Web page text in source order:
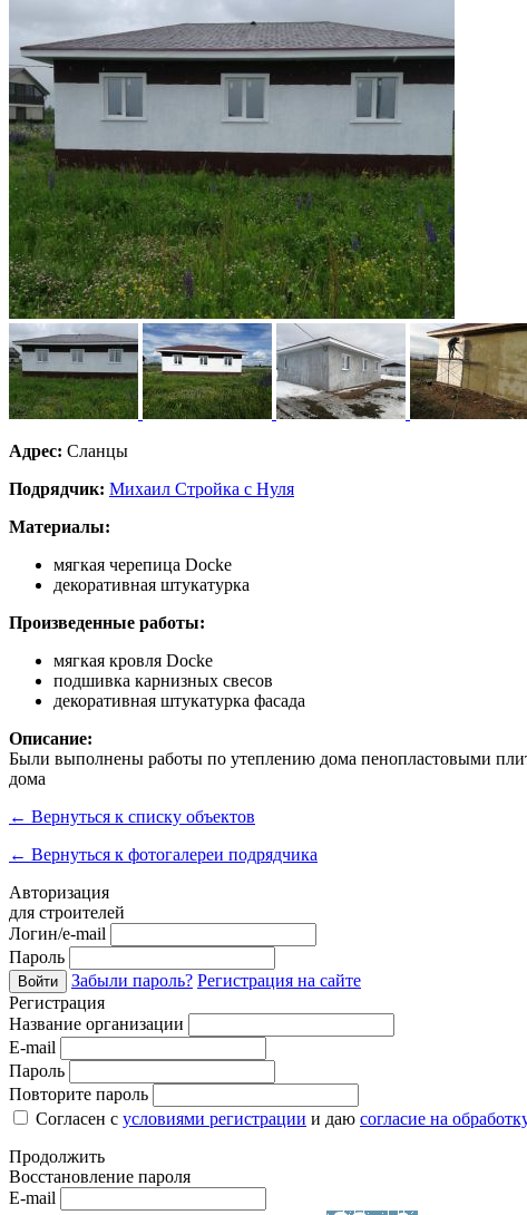
Адрес: Сланцы
Подрядчик: Михаил Стройка с Нуля
Материалы:
мягкая черепица Docke
декоративная штукатурка
Произведенные работы:
мягкая кровля Docke
подшивка карнизных свесов
декоративная штукатурка фасада
Описание:
Были выполнены работы по утеплению дома пенопластовыми
дома
← Вернуться к списку объектов
← Вернуться к фотогалереи подрядчика
Авторизация
для строителей
Логин/e-mail
Пароль
Войти Забыли пароль? Регистрация на сайте
Регистрация
Название организации
E-mail
Пароль
Повторите пароль
Согласен с условиями регистрации и даю согласие на
Продолжить
Восстановление пароля
E-mail